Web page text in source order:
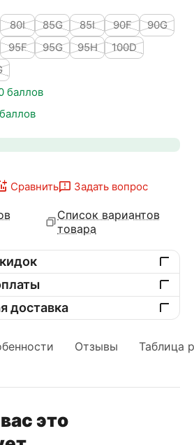
80I 85G 85I 90F
90G
95F 95G 95H
100D
баллов
Сравнить Задать вопрос
Список вариантов
товара
доставка
Отзывы Таблица
это